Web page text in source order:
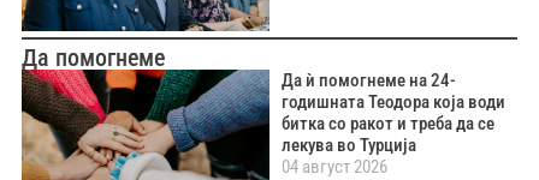
Да помогнеме
Да ѝ помогнеме на 24-
годишната Теодора која води
битка со ракот и треба да се
лекува во Турција
04 август 2026